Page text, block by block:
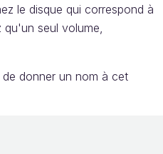
le disque qui correspond à
seul volume,
donner un nom à cet